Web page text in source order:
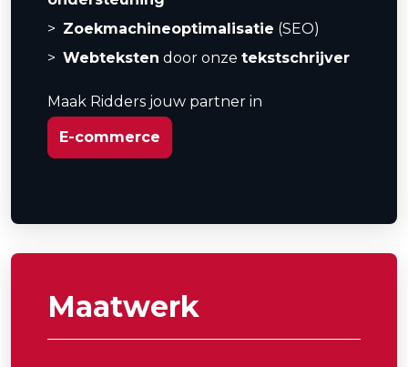
Zoekmachineoptimalisatie (SEO)
Webteksten door onze tekstschrijver
Maak Ridders jouw partner in
E-commerce
Maatwerk